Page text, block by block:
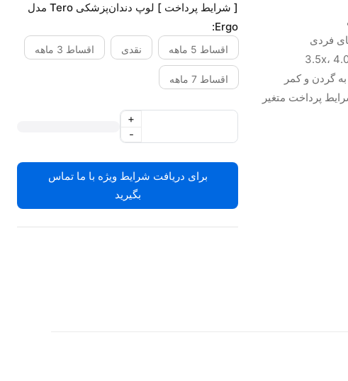
فردی
گردن و کمر
مدل و شرایط پرداخت متغیر
[ شرایط پرداخت ] لوپ دندان‌پزشکی Tero مدل
Ergo:
اقساط 5 ماهه نقدی اقساط 3 ماهه
اقساط 7 ماهه
-
+
برای دریافت شرایط ویژه با ما تماس
بگیرید